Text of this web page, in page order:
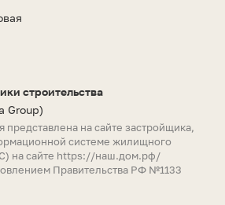
строительства
Group)
представлена на сайте застройщика,
системе жилищного
на сайте https://наш.дом.рф/
Правительства РФ №1133